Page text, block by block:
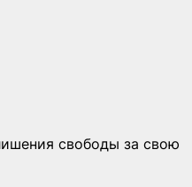
свободы за свою